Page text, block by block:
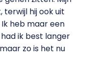
hij ook uit
heb maar een
ik best langer
zo is het nu